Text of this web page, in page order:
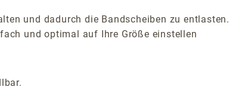
und dadurch die Bandscheiben zu entlasten.
und optimal auf Ihre Größe einstellen